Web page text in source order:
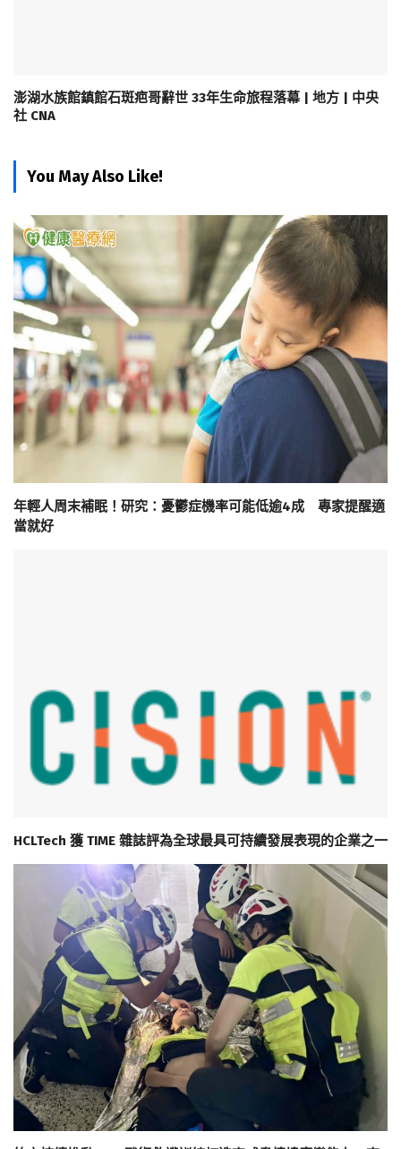
澎湖水族館鎮館石斑疤哥辭世 33年生命旅程落幕 | 地方 | 中央
社 CNA
You May Also Like!
年輕人周末補眠！研究：憂鬱症機率可能低逾4成 專家提醒適
當就好
HCLTech 獲 TIME 雜誌評為全球最具可持續發展表現的企業之一